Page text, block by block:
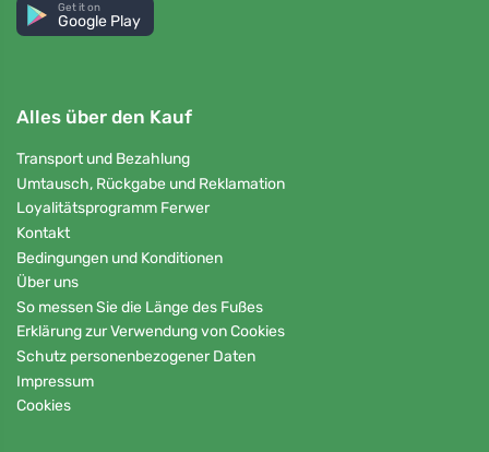
Get it on
Google Play
Alles über den Kauf
Transport und Bezahlung
Umtausch, Rückgabe und Reklamation
Loyalitätsprogramm Ferwer
Kontakt
Bedingungen und Konditionen
Über uns
So messen Sie die Länge des Fußes
Erklärung zur Verwendung von Cookies
Schutz personenbezogener Daten
Impressum
Cookies